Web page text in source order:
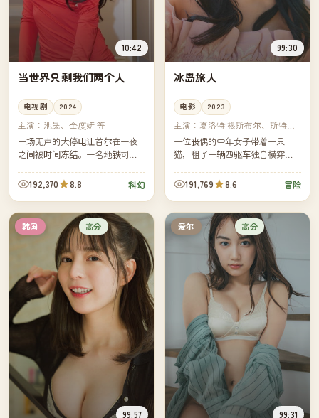
10:42
当世界只剩我们两个人
电视剧 2024
主演： 池晟、全度妍 等
一场无声的大停电让首尔在一夜
之间被时间冻结。一名地铁司机
中仅剩的两个清醒者，他们沿着
冷冷清清的汉江一路向南，寻找
时间...
192,370 8.8 科幻
99:30
冰岛旅人
电影 2023
主演： 夏洛特·根斯布尔、斯特兰·
斯卡斯加德 等
一位丧偶的中年女子带着一只
猫，租了一辆四驱车独自横穿冰
座教堂、每一阵风都让她离自己
更近了一步。
191,769 8.6 冒险
韩国 高分
99:57
爱尔 高分
99:31